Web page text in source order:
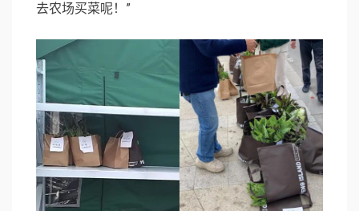
去农场买菜呢！”